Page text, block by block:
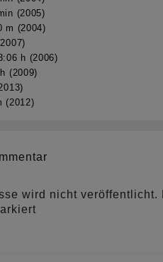
(2005)
m (2004)
h (2006)
(2009)
(2012)
wird nicht veröffentlicht.